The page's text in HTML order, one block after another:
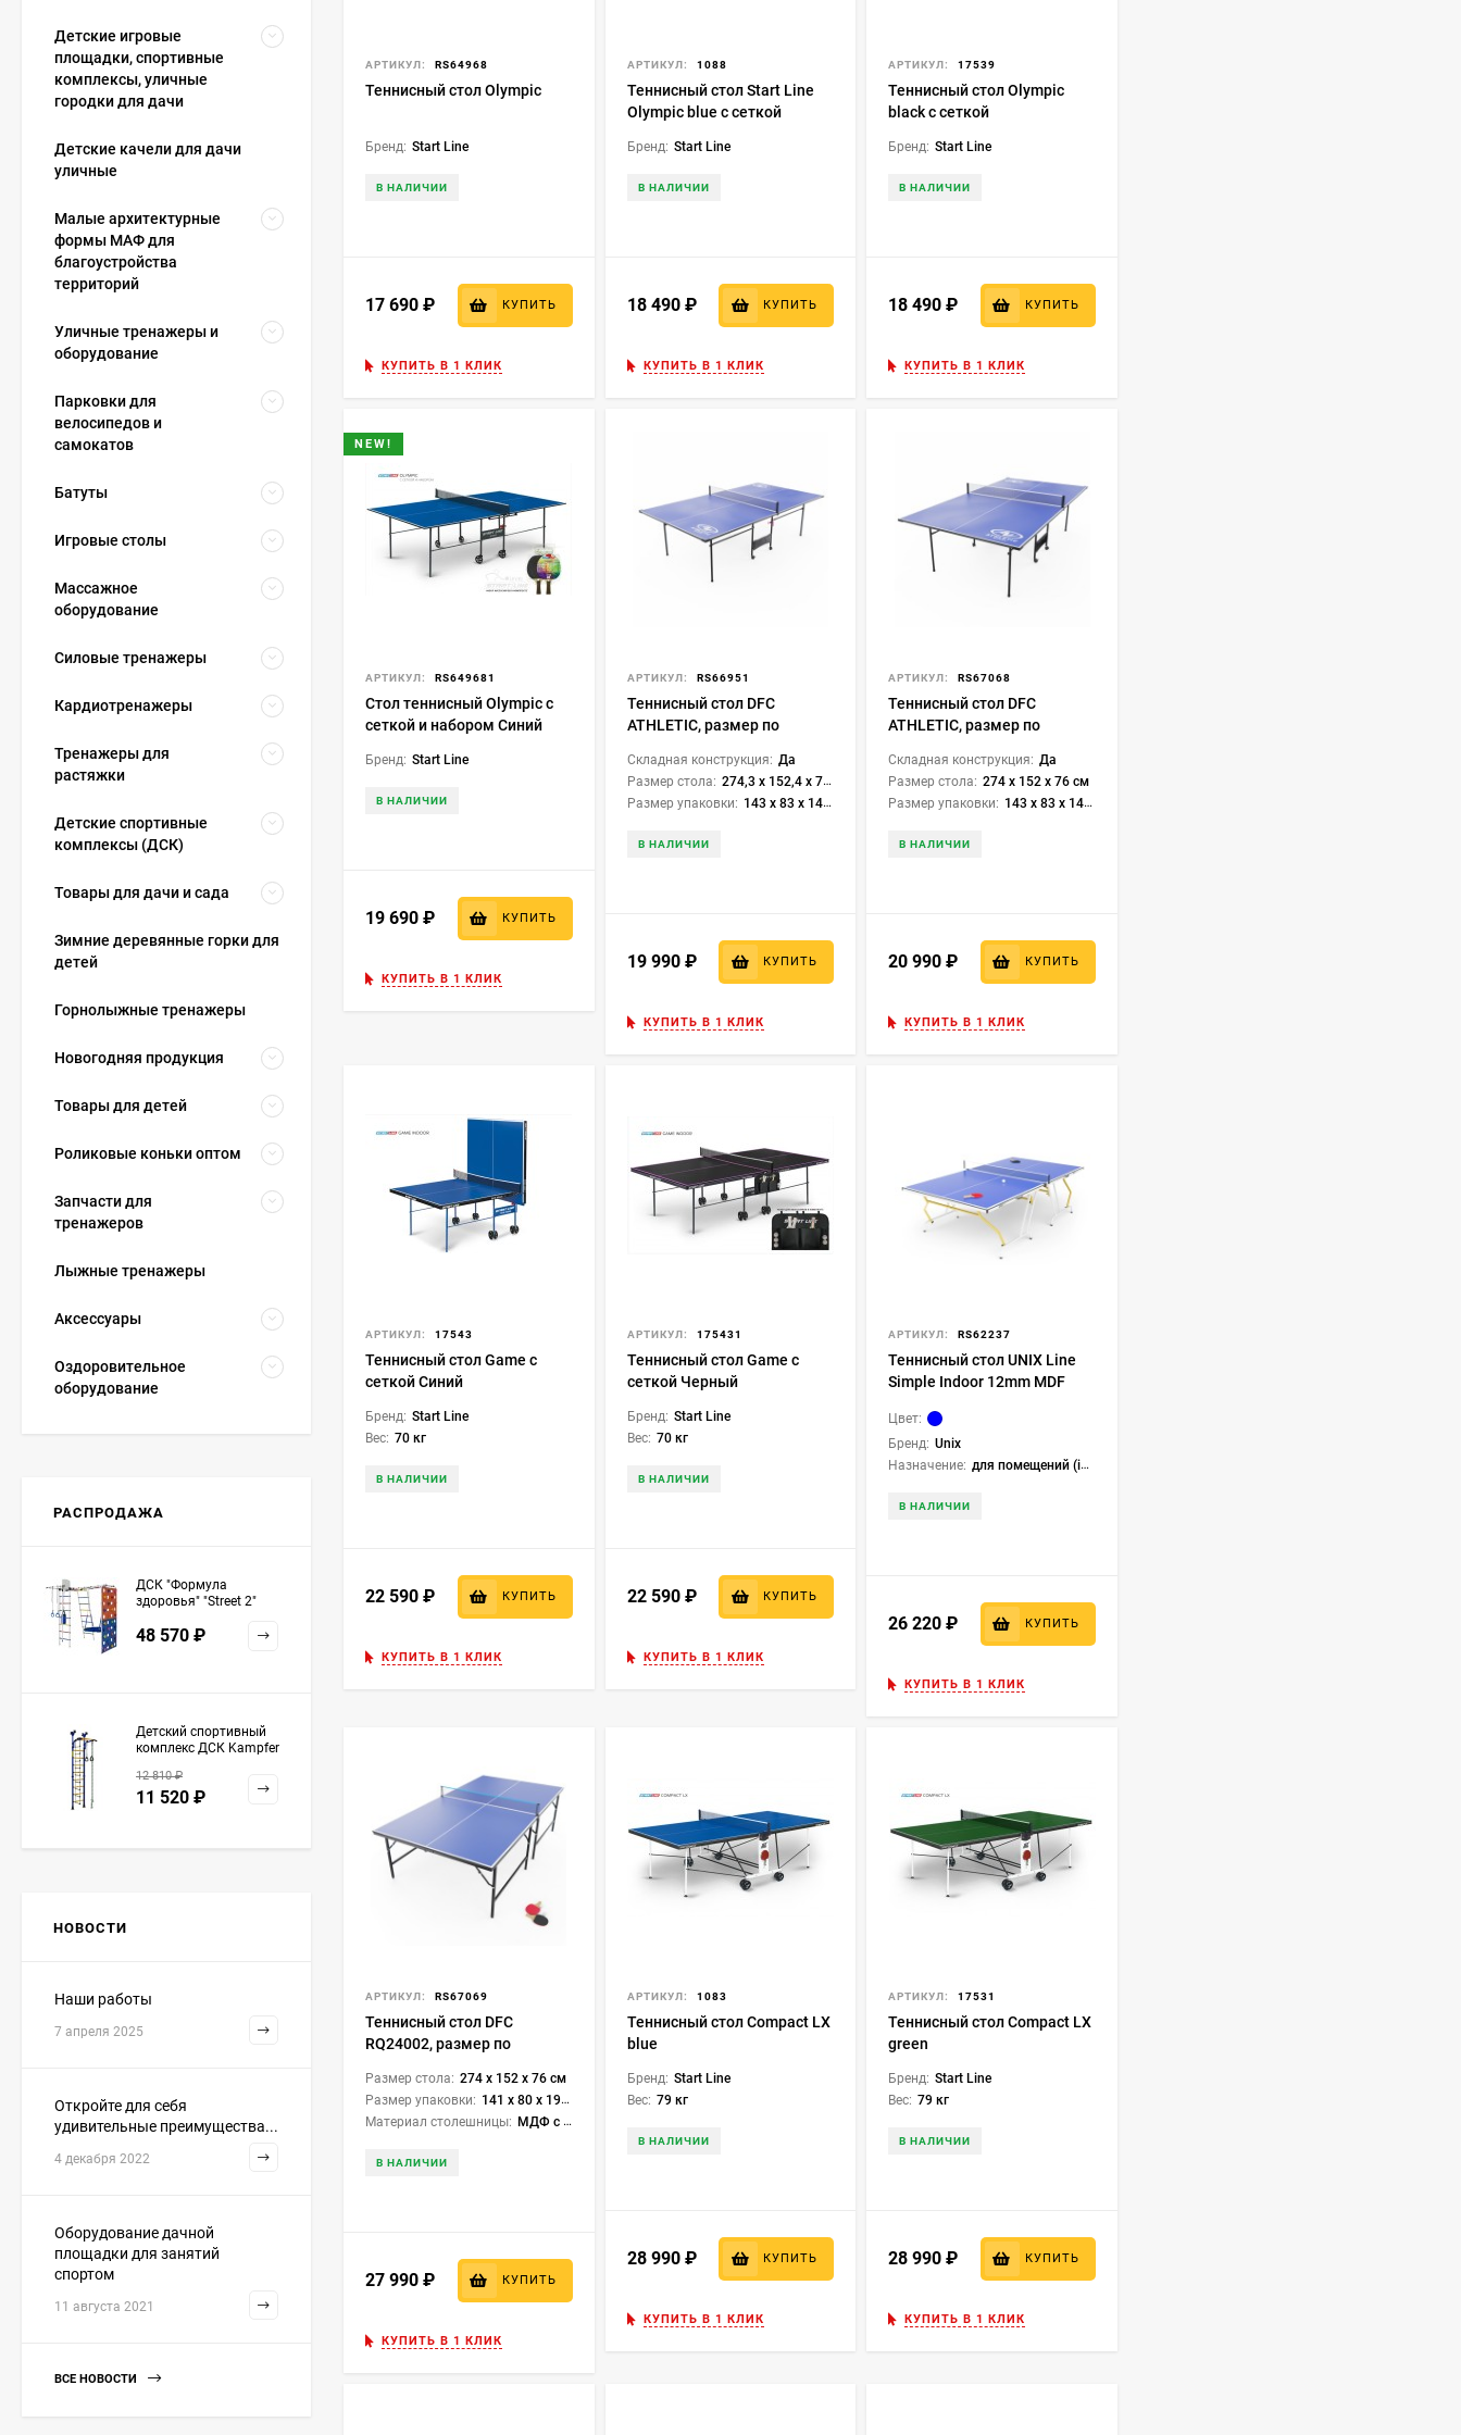
АРТИКУЛ: RS64968
Теннисный стол Olympic
Бренд: Start Line
В НАЛИЧИИ
17 690 КУПИТЬ
КУПИТЬ В 1 КЛИК
АРТИКУЛ: 1088
Теннисный стол Start Line
Olympic blue с сеткой
Бренд: Start Line
В НАЛИЧИИ
18 490 ₽ КУПИТЬ
КУПИТЬ В 1 КЛИК
АРТИКУЛ: 17539
Теннисный стол Olympic
black с сеткой
Бренд: Start Line
В НАЛИЧИИ
18 490 КУПИТЬ
КУПИТЬ В 1 КЛИК
NEW!
АРТИКУЛ: RS649681
Стол теннисный Olympic с
сеткой и набором Синий
Бренд: Start Line
В НАЛИЧИИ
19 690 КУПИТЬ
КУПИТЬ В 1 КЛИК
АРТИКУЛ: RS66951
Теннисный стол DFC
ATHLETIC, размер по
сеткой, складной
Складная конструкция: Да
Размер стола: 274,3 х 152,4 х 76 см
Размер упаковки: 143 x 83 x 14,5 см
В НАЛИЧИИ
19 990 ₽ КУПИТЬ
КУПИТЬ В 1 КЛИК
АРТИКУЛ: RS67068
Теннисный стол DFC
ATHLETIC, размер по
усиленный, с сеткой,
складной
Складная конструкция: Да
Размер стола: 274 x 152 x 76 см
Размер упаковки: 143 х 83 х 14,5 см
В НАЛИЧИИ
20 990 КУПИТЬ
КУПИТЬ В 1 КЛИК
АРТИКУЛ: 17543
Теннисный стол Game с
сеткой Синий
Бренд: Start Line
Вес: 70 кг
В НАЛИЧИИ
22 590 КУПИТЬ
КУПИТЬ В 1 КЛИК
АРТИКУЛ: 175431
Теннисный стол Game с
сеткой Черный
Бренд: Start Line
Вес: 70 кг
В НАЛИЧИИ
22 590 ₽ КУПИТЬ
КУПИТЬ В 1 КЛИК
АРТИКУЛ: RS62237
Теннисный стол UNIX Line
Simple Indoor 12mm MDF
Цвет:
Бренд: Unix
Назначение: для помещений (indoor)
В НАЛИЧИИ
26 220 КУПИТЬ
КУПИТЬ В 1 КЛИК
АРТИКУЛ: RS67069
Теннисный стол DFC
RQ24002, размер по
сеткой и ракетками
Размер стола: 274 x 152 x 76 см
Размер упаковки: 141 х 80 х 19 см
Материал столешницы: МДФ с ПВХ
В НАЛИЧИИ
27 990 КУПИТЬ
КУПИТЬ В 1 КЛИК
АРТИКУЛ: 1083
Теннисный стол Compact LX
blue
Бренд: Start Line
Вес: 79 кг
В НАЛИЧИИ
28 990 ₽ КУПИТЬ
КУПИТЬ В 1 КЛИК
АРТИКУЛ: 17531
Теннисный стол Compact LX
green
Бренд: Start Line
Вес: 79 кг
В НАЛИЧИИ
28 990 КУПИТЬ
КУПИТЬ В 1 КЛИК
Детские игровые
площадки, спортивные
комплексы, уличные
городки для дачи
Детские качели для дачи
уличные
Малые архитектурные
формы МАФ для
благоустройства
территорий
Уличные тренажеры и
оборудование
Парковки для
велосипедов и
самокатов
Батуты
Игровые столы
Массажное
оборудование
Силовые тренажеры
Кардиотренажеры
Тренажеры для
растяжки
Детские спортивные
комплексы (ДСК)
Товары для дачи и сада
Зимние деревянные горки для
детей
Горнолыжные тренажеры
Новогодняя продукция
Товары для детей
Роликовые коньки оптом
Запчасти для
тренажеров
Лыжные тренажеры
Аксессуары
Оздоровительное
оборудование
РАСПРОДАЖА
ДСК "Формула
здоровья" "Street 2"
48 570
Детский спортивный
комплекс ДСК Kampfer
12 810
11 520
НОВОСТИ
Наши работы
7 апреля 2025
Откройте для себя
удивительные преимущества...
4 декабря 2022
Оборудование дачной
площадки для занятий
спортом
11 августа 2021
ВСЕ НОВОСТИ